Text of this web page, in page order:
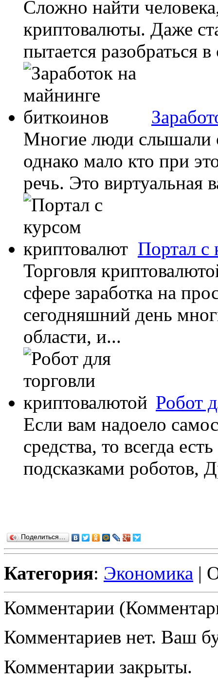
Сложно найти
криптовалюты. Даже
пытается разобраться
Многие люди слышали
однако мало кто при
речь. Это виртуальная
Портал с
Торговля
сфере заработка на
сегодняшний день
области, и...
Робот
Если вам надоело
средства, то всегда
подсказками роботов,
Поделиться…
Категория: Экономика |
Комментарии
Комментариев нет. Ваш
Комментарии закрыты.